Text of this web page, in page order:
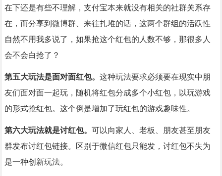
在下还是有些不理解，支付宝本来就没有相关的社群关系存
在，而分享到微博群、来往扎堆的话，这两个群组的活跃性
自然不用我多说了，如果抢这个红包的人数不够，那很多人
会不会白抢了？
第五大玩法是面对面红包。 这种玩法要求必须要在现实中朋
友们面对面一起玩，随机将红包分成多个小红包，以玩游戏
的形式抢红包。这个倒是增加了玩红包的游戏趣味性。
第六大玩法就是讨红包。 可以向家人、老板、朋友甚至朋友
群发布讨红包链接。区别于微信红包只能发，讨红包不失为
是一种创新玩法。